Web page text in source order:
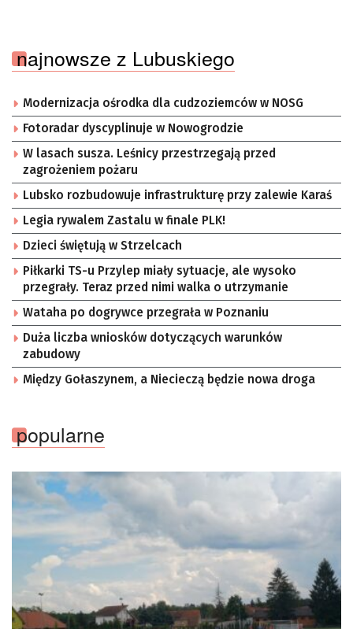
najnowsze z Lubuskiego
Modernizacja ośrodka dla cudzoziemców w NOSG
Fotoradar dyscyplinuje w Nowogrodzie
W lasach susza. Leśnicy przestrzegają przed
zagrożeniem pożaru
Lubsko rozbudowuje infrastrukturę przy zalewie Karaś
Legia rywalem Zastalu w finale PLK!
Dzieci świętują w Strzelcach
Piłkarki TS-u Przylep miały sytuacje, ale wysoko
przegrały. Teraz przed nimi walka o utrzymanie
Wataha po dogrywce przegrała w Poznaniu
Duża liczba wniosków dotyczących warunków
zabudowy
Między Gołaszynem, a Niecieczą będzie nowa droga
popularne